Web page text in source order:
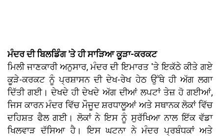
ਮੰਦਰ ਦੀ ਬਿਲਡਿੰਗ 'ਤੇ ਹੀ ਸਾੜਿਆ ਕੂੜਾ-ਕਰਕਟ
ਮਿਲੀ ਜਾਣਕਾਰੀ ਅਨੁਸਾਰ, ਮੰਦਰ ਦੀ ਇਮਾਰਤ 'ਤੇ ਇਕੱਠੇ ਕੀਤੇ ਗਏ
ਕੂੜੇ-ਕਰਕਟ ਨੂੰ ਪ੍ਰਸ਼ਾਸਨ ਦੀ ਦੇਖ-ਰੇਖ ਹੇਠ ਉੱਥੇ ਹੀ ਅੱਗ ਲਗਾ
ਦਿੱਤੀ ਗਈ। ਦੇਖਦੇ ਹੀ ਦੇਖਦੇ ਅੱਗ ਦੀਆਂ ਲਪਟਾਂ ਤੇਜ਼ ਹੋ ਗਈਆਂ,
ਜਿਸ ਕਾਰਨ ਮੰਦਰ ਵਿੱਚ ਮੌਜੂਦ ਸ਼ਰਧਾਲੂਆਂ ਅਤੇ ਸਥਾਨਕ ਲੋਕਾਂ ਵਿੱਚ
ਦਹਿਸ਼ਤ ਫੈਲ ਗਈ। ਲੋਕਾਂ ਨੇ ਇਸ ਨੂੰ ਸੁਰੱਖਿਆ ਨਾਲ ਇੱਕ ਵੱਡਾ
ਖਿਲਵਾੜ ਦੱਸਿਆ ਹੈ। ਇਸ ਘਟਨਾ ਨੇ ਮੰਦਰ ਪ੍ਰਬੰਧਕਾਂ ਅਤੇ